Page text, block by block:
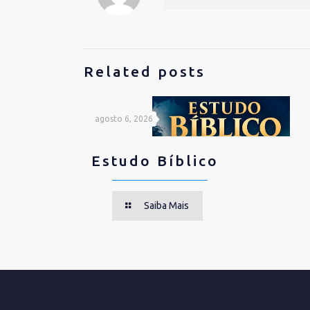
Related posts
agosto 6, 2026
Estudo Bíblico
Saiba Mais